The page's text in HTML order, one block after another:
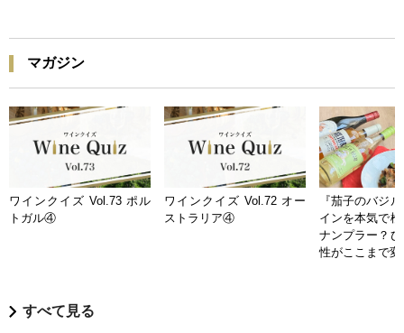
マガジン
ワインクイズ Vol.73 ポル
トガル④
ワインクイズ Vol.72 オー
ストラリア④
『茄子のバジ
インを本気で
ナンプラー？
性がここまで
すべて見る